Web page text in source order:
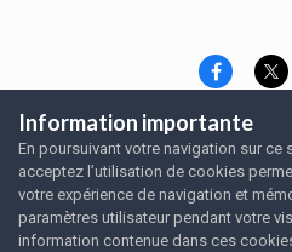
Langue Thème
Nous contacter
SRFA, l'association des
Powered by
Information importante
En poursuivant votre navigation sur ce
acceptez l’utilisation de cookies
votre expérience de navigation et
paramètres utilisateur pendant votre
information contenue dans ces